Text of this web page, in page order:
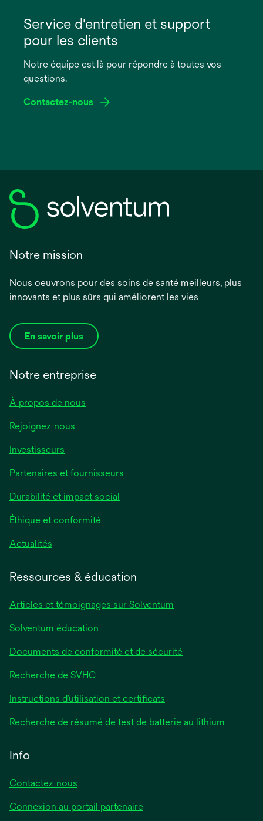
dans
nouvel
onglet
Service d'entretien et support
pour les clients
Notre équipe est là pour répondre à toutes vos
questions.
Contactez-nous
Notre mission
Nous oeuvrons pour des soins de santé meilleurs, plus
innovants et plus sûrs qui améliorent les vies
En savoir plus
Notre entreprise
À propos de nous
Rejoignez-nous
Investisseurs
Partenaires et fournisseurs
Durabilité et impact social
Éthique et conformité
Actualités
Ressources & éducation
Articles et témoignages sur Solventum
Solventum éducation
Documents de conformité et de sécurité
Recherche de SVHC
Instructions d’utilisation et certificats
Recherche de résumé de test de batterie au lithium
Info
Contactez-nous
Connexion au portail partenaire